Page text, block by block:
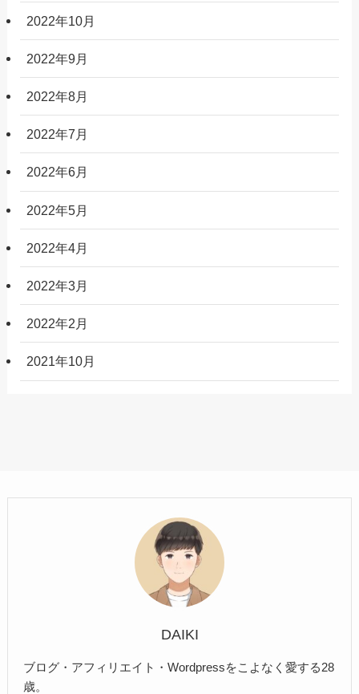
2022年10月
2022年9月
2022年8月
2022年7月
2022年6月
2022年5月
2022年4月
2022年3月
2022年2月
2021年10月
DAIKI
ブログ・アフィリエイト・Wordpressをこよなく愛する28
歳。